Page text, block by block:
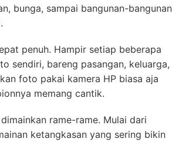
bunga, sampai bangunan-bangunan
penuh. Hampir setiap beberapa
sendiri, bareng pasangan, keluarga,
foto pakai kamera HP biasa aja
memang cantik.
rame-rame. Mulai dari
ketangkasan yang sering bikin